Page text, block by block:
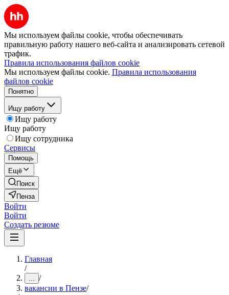
Мы используем файлы cookie, чтобы обеспечивать
правильную работу нашего веб-сайта и анализировать сетевой
трафик.
Правила использования файлов cookie
Мы используем файлы cookie. Правила использования
файлов cookie
Понятно
Ищу работу
Ищу работу
Ищу работу
Ищу сотрудника
Сервисы
Помощь
Ещё
Поиск
Пенза
Войти
Войти
Создать резюме
Главная
/
... /
вакансии в Пензе/